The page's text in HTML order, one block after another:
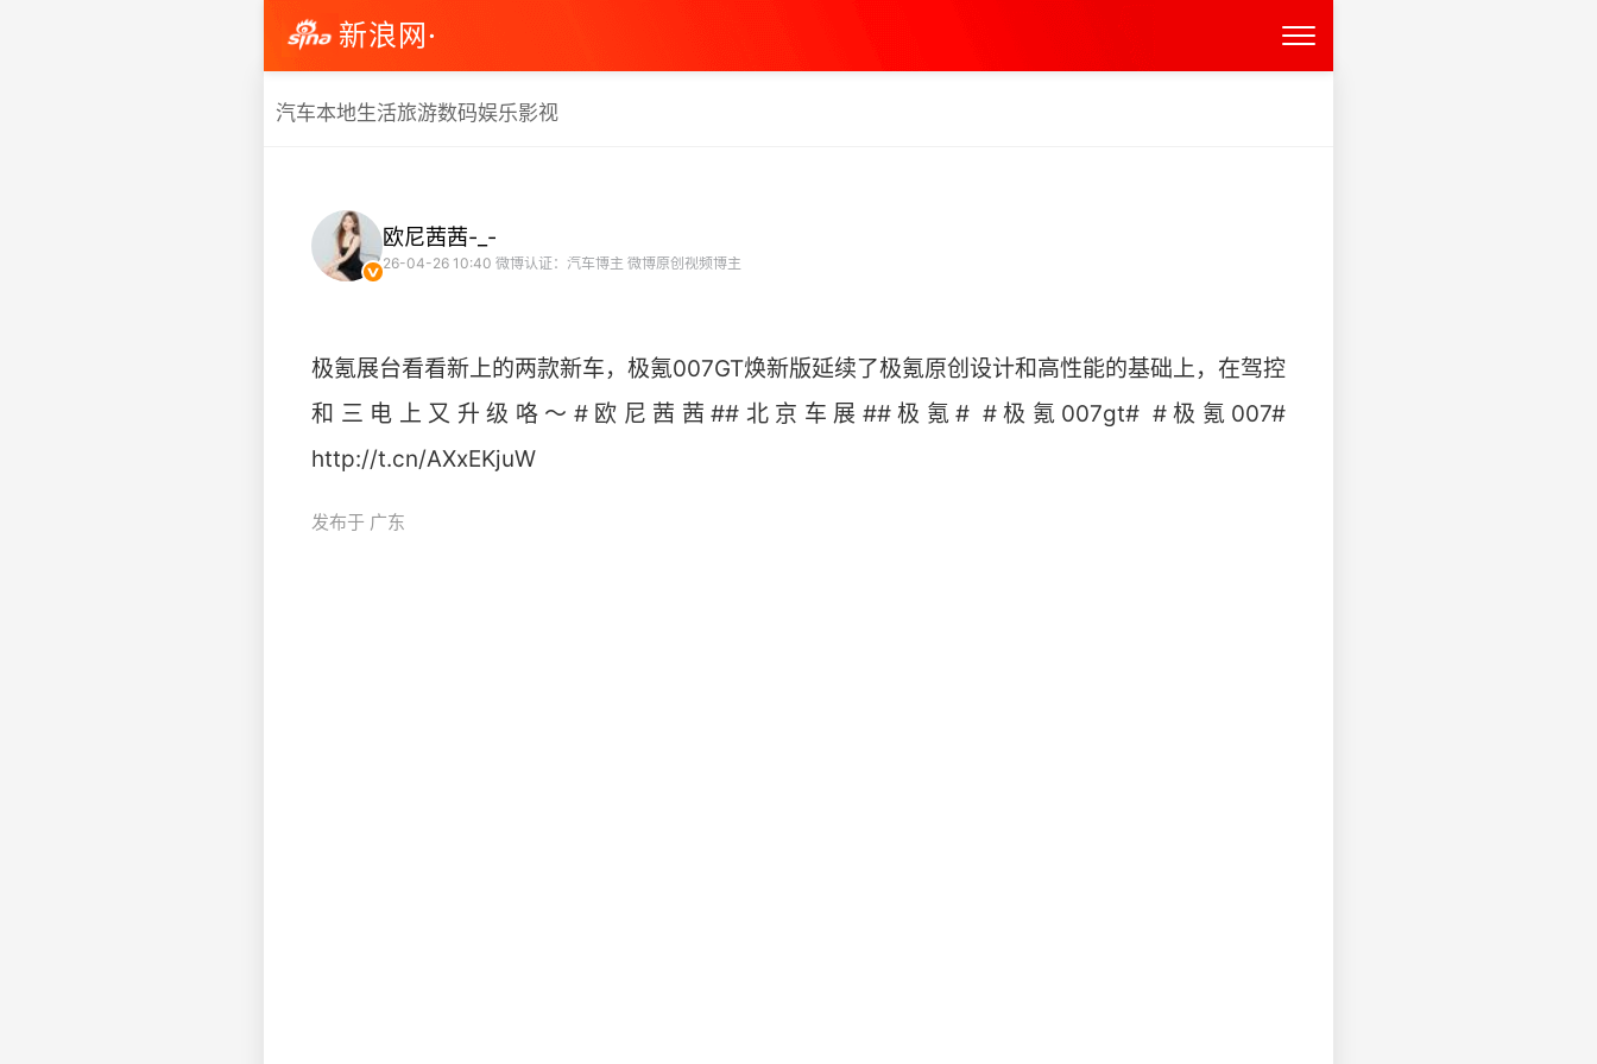
新浪网·
汽车本地生活旅游数码娱乐影视
欧尼茜茜-_-
26-04-26 10:40 微博认证：汽车博主 微博原创视频博主
极氪展台看看新上的两款新车，极氪007GT焕新版延续了极氪原创设计和高性能的基础上，在驾控
和三电上又升级咯～#欧尼茜茜##北京车展##极氪# #极氪007gt# #极氪007#
http://t.cn/AXxEKjuW ​
发布于 广东